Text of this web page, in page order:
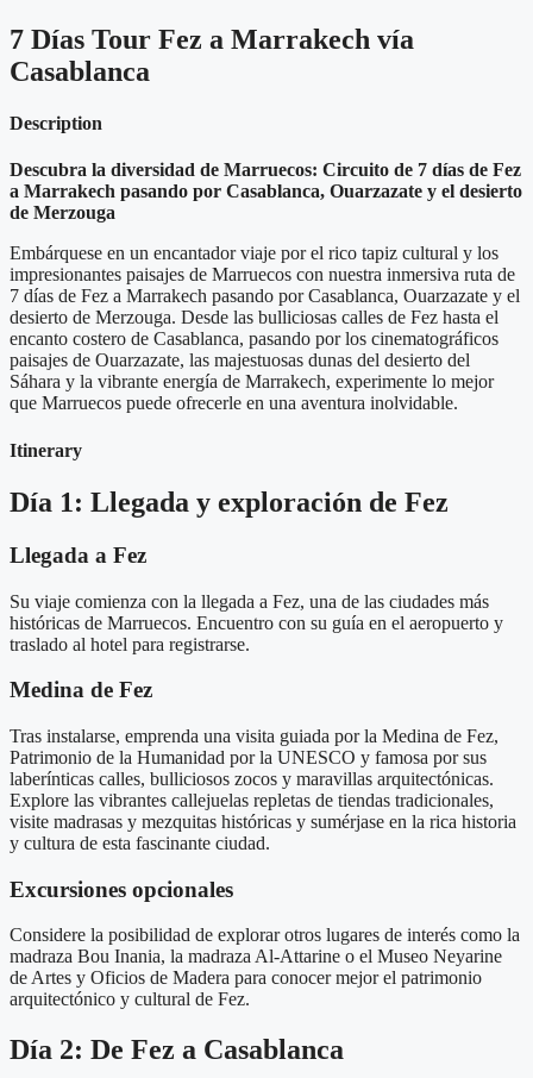
7 Días Tour Fez a Marrakech vía
Casablanca
Description
Descubra la diversidad de Marruecos: Circuito de 7 días de Fez
a Marrakech pasando por Casablanca, Ouarzazate y el desierto
de Merzouga
Embárquese en un encantador viaje por el rico tapiz cultural y los
impresionantes paisajes de Marruecos con nuestra inmersiva ruta de
7 días de Fez a Marrakech pasando por Casablanca, Ouarzazate y el
desierto de Merzouga. Desde las bulliciosas calles de Fez hasta el
encanto costero de Casablanca, pasando por los cinematográficos
paisajes de Ouarzazate, las majestuosas dunas del desierto del
Sáhara y la vibrante energía de Marrakech, experimente lo mejor
que Marruecos puede ofrecerle en una aventura inolvidable.
Itinerary
Día 1: Llegada y exploración de Fez
Llegada a Fez
Su viaje comienza con la llegada a Fez, una de las ciudades más
históricas de Marruecos. Encuentro con su guía en el aeropuerto y
traslado al hotel para registrarse.
Medina de Fez
Tras instalarse, emprenda una visita guiada por la Medina de Fez,
Patrimonio de la Humanidad por la UNESCO y famosa por sus
laberínticas calles, bulliciosos zocos y maravillas arquitectónicas.
Explore las vibrantes callejuelas repletas de tiendas tradicionales,
visite madrasas y mezquitas históricas y sumérjase en la rica historia
y cultura de esta fascinante ciudad.
Excursiones opcionales
Considere la posibilidad de explorar otros lugares de interés como la
madraza Bou Inania, la madraza Al-Attarine o el Museo Neyarine
de Artes y Oficios de Madera para conocer mejor el patrimonio
arquitectónico y cultural de Fez.
Día 2: De Fez a Casablanca